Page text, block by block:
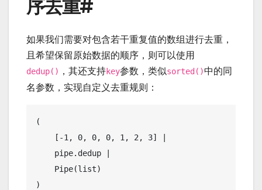
序去重#
如果我们需要对包含若干重复值的数组进行去重，
且希望保留原始数据的顺序，则可以使用
dedup() ，其还支持key参数，类似sorted()中的同
名参数，实现自定义去重规则：
(
    [-1, 0, 0, 0, 1, 2, 3] |
    pipe.dedup |
    Pipe(list)
)